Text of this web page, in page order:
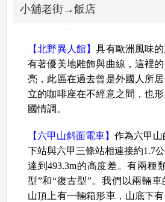
小舖老街→飯店
【北野異人館】具有歐洲風味
有著優美地雕飾與曲線，這裡
亮，此區在過去曾是外國人所
立的咖啡座在不經意之間，也
國情調。
【六甲山斜面電車】 作為六甲
下站與六甲三條站相連接約1.7
達到493.3m的高度差。有兩種
型”和“復古型”。我們以兩輛車
山頂上有一輛箱形車，山底下